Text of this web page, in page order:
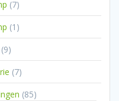
77
producten
1 1
product
99
producten
77
producten
8585